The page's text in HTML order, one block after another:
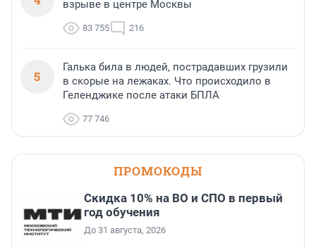
взрыве в центре Москвы
83 755 216
5
Галька била в людей, пострадавших грузили
в скорые на лежаках. Что происходило в
Геленджике после атаки БПЛА
77 746
ПРОМОКОДЫ
Скидка 10% на ВО и СПО в первый
год обучения
До 31 августа, 2026